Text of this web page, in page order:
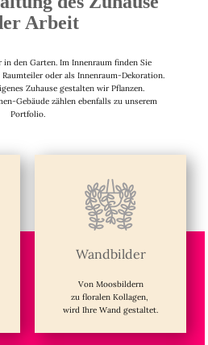
Arbeit
den Garten. Im Innenraum finden Sie
oder als Innenraum-Dekoration.
Zuhause gestalten wir Pflanzen.
Gebäude zählen ebenfalls zu unserem
Portfolio.
Wandbilder
Von Moosbildern
zu floralen Kollagen,
wird Ihre Wand gestaltet.